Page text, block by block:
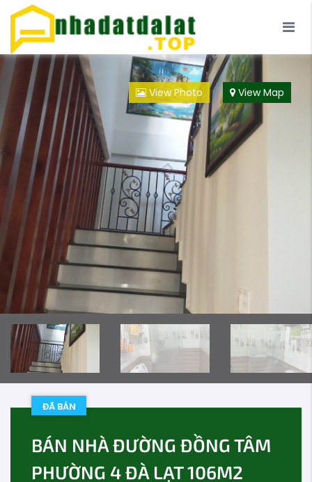
Trang Chủ Đà Lạt Loại Hình
Đội ngũ
View Photo View Map
ĐÃ BÁN
BÁN NHÀ ĐƯỜNG ĐỒNG TÂM
PHƯỜNG 4 ĐÀ LẠT 106M2